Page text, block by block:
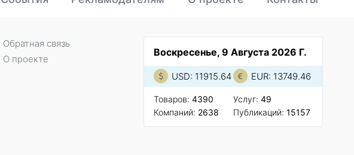
Воскресенье, 9 Августа 2026 Г.
USD: 11915.64 EUR: 13749.46
Товаров: 4390
Компаний: 2638
Услуг: 49
Публикаций: 15157
Обратная связь
О проекте